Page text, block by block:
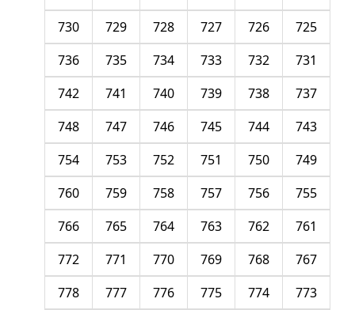
725
726
727
728
729
730
731
732
733
734
735
736
737
738
739
740
741
742
743
744
745
746
747
748
749
750
751
752
753
754
755
756
757
758
759
760
761
762
763
764
765
766
767
768
769
770
771
772
773
774
775
776
777
778